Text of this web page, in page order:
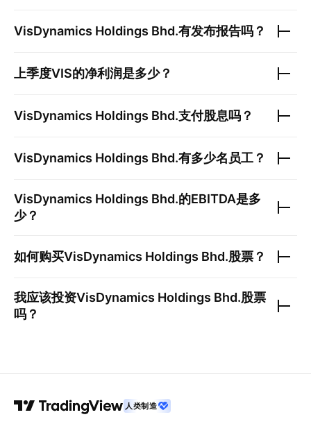
VisDynamics Holdings Bhd.有发布报告吗？
上季度VIS的净利润是多少？
VisDynamics Holdings Bhd.支付股息吗？
VisDynamics Holdings Bhd.有多少名员工？
VisDynamics Holdings Bhd.的EBITDA是多
少？
如何购买VisDynamics Holdings Bhd.股票？
我应该投资VisDynamics Holdings Bhd.股票
吗？
人类制造